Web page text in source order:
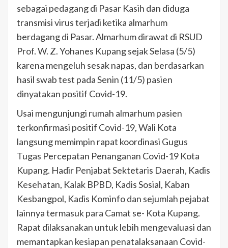
sebagai pedagang di Pasar Kasih dan diduga
transmisi virus terjadi ketika almarhum
berdagang di Pasar. Almarhum dirawat di RSUD
Prof. W. Z. Yohanes Kupang sejak Selasa (5/5)
karena mengeluh sesak napas, dan berdasarkan
hasil swab test pada Senin (11/5) pasien
dinyatakan positif Covid-19.
Usai mengunjungi rumah almarhum pasien
terkonfirmasi positif Covid-19, Wali Kota
langsung memimpin rapat koordinasi Gugus
Tugas Percepatan Penanganan Covid-19 Kota
Kupang. Hadir Penjabat Sektetaris Daerah, Kadis
Kesehatan, Kalak BPBD, Kadis Sosial, Kaban
Kesbangpol, Kadis Kominfo dan sejumlah pejabat
lainnya termasuk para Camat se- Kota Kupang.
Rapat dilaksanakan untuk lebih mengevaluasi dan
memantapkan kesiapan penatalaksanaan Covid-